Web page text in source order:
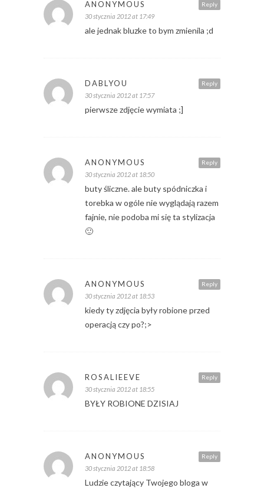
Reply
ANONYMOUS
30 stycznia 2012 at 17:49
ale jednak bluzke to bym zmienila ;d
Reply
DABLYOU
30 stycznia 2012 at 17:57
pierwsze zdjęcie wymiata ;]
Reply
ANONYMOUS
30 stycznia 2012 at 18:50
buty śliczne. ale buty spódniczka i
torebka w ogóle nie wyglądają razem
fajnie, nie podoba mi się ta stylizacja
🙂
Reply
ANONYMOUS
30 stycznia 2012 at 18:53
kiedy ty zdjęcia były robione przed
operacją czy po?;>
Reply
ROSALIEEVE
30 stycznia 2012 at 18:55
BYŁY ROBIONE DZISIAJ
Reply
ANONYMOUS
30 stycznia 2012 at 18:58
Ludzie czytający Twojego bloga w